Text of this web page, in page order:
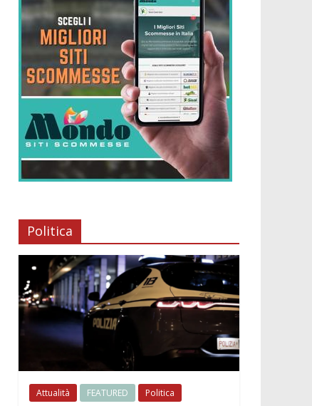
Politica
Attualità FEATURED Politica